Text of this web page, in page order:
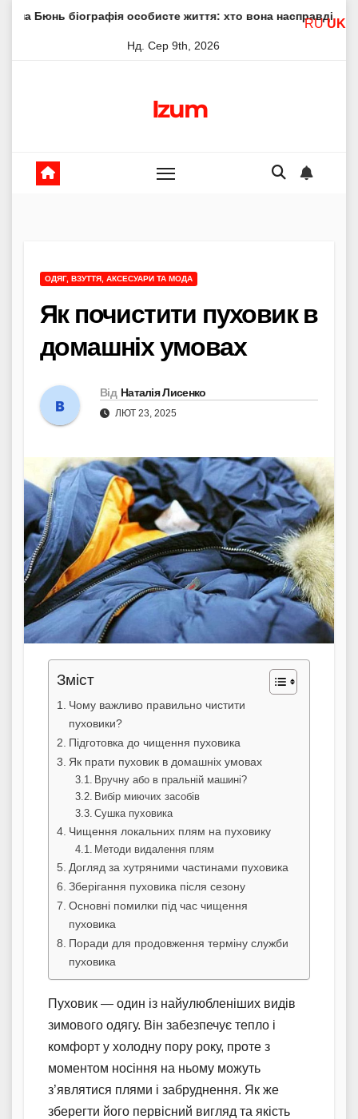
особисте життя: хто вона насправді Елена
Нд. Сер 9th, 2026
Izum
ОДЯГ, ВЗУТТЯ, АКСЕСУАРИ ТА МОДА
Як почистити пуховик в
домашніх умовах
Від Наталія Лисенко
ЛЮТ 23, 2025
Зміст
Чому важливо правильно чистити
пуховики?
Підготовка до чищення пуховика
Як прати пуховик в домашніх умовах
Вручну або в пральній машині?
Вибір миючих засобів
Сушка пуховика
Чищення локальних плям на пуховику
Методи видалення плям
Догляд за хутряними частинами пуховика
Зберігання пуховика після сезону
Основні помилки під час чищення
пуховика
Поради для продовження терміну служби
пуховика
Пуховик — один із найулюбленіших видів
зимового одягу. Він забезпечує тепло і
комфорт у холодну пору року, проте з
моментом носіння на ньому можуть
з’являтися плями і забруднення. Як же
зберегти його первісний вигляд та якість
RU UK